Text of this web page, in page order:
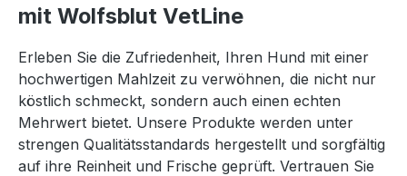
mit Wolfsblut VetLine
Erleben Sie die Zufriedenheit, Ihren Hund mit einer
hochwertigen Mahlzeit zu verwöhnen, die nicht nur
köstlich schmeckt, sondern auch einen echten
Mehrwert bietet. Unsere Produkte werden unter
strengen Qualitätsstandards hergestellt und sorgfältig
auf ihre Reinheit und Frische geprüft. Vertrauen Sie